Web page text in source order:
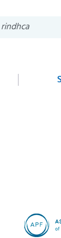
rindhca